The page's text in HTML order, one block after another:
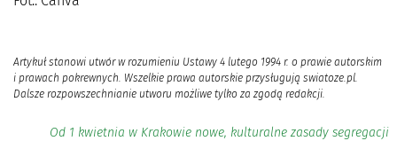
Artykuł stanowi utwór w rozumieniu Ustawy 4 lutego 1994 r. o prawie autorskim
i prawach pokrewnych. Wszelkie prawa autorskie przysługują swiatoze.pl.
Dalsze rozpowszechnianie utworu możliwe tylko za zgodą redakcji.
Od 1 kwietnia w Krakowie nowe, kulturalne zasady segregacji